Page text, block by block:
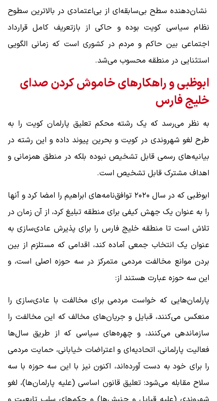
نشان‌دهنده سطح بی‌سابقه‌ای از بی‌اعتمادی در بالاترین سطوح
نظام سیاسی کویت بوده و حاکی از بازتعریف کامل قرارداد
اجتماعی بین حاکم و مردم در کشوری است که زمانی الگویی
استثنایی در منطقه محسوب می‌شد.
ابوظبی و راهکارهای خاموش کردن صدای
خلیج فارس
به نظر می‌رسد که یک رشته محکم تعلیق پارلمان کویت را به
طرح لغو شهروندی در کویت و بحرین پیوند داده و این رشته در
بیانیه‌های رسمی قابل تشخیص نبوده بلکه در منطق همزمانی و
اهداف مشترک قابل تشخیص است.
ابوظبی که در سال ۲۰۲۰ توافق‌نامه‌های ابراهیم را امضا کرد و آنها
را به عنوان یک جهش کیفی برای منطقه تبلیغ کرد، از آن زمان در
تلاش است تا منطقه خلیج فارس را برای پذیرش عادی‌سازی به
عنوان یک انتخاب جمعی آماده کند، اقدامی که مستلزم از بین
بردن موانع مخالفت مردمی متمرکز در سه حوزه اصلی است، و
این سه حوزه عبارت هستند از:
پارلمان‌هایی که خواست مردمی برای مخالفت با عادی‌سازی را
منعکس می‌کنند، قبایل و جریان‌های مخالف که این مخالفت را
سازماندهی می‌کنند، و چهره‌های سیاسی که از طریق سال‌ها
فعالیت پارلمانی، اتحادیه‌ای و اعتراضات خیابانی، حمایت مردمی
را برای خود به دست آورده‌اند، اکنون نیز با این سه حوزه با سه
سلاح مقابله می‌شود: تعلیق قانون اساسی (علیه پارلمان‌ها)، لغو